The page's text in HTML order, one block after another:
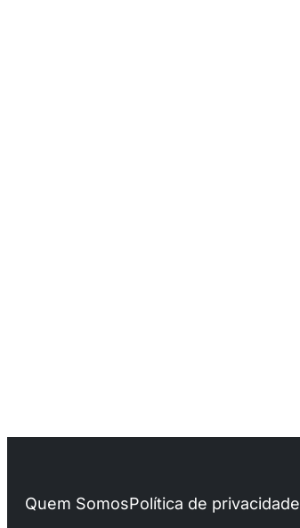
Quem SomosPolítica de privacidade